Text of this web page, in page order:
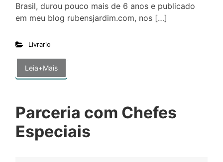
Brasil, durou pouco mais de 6 anos e publicado
em meu blog rubensjardim.com, nos […]
Livrario
Leia+Mais
Parceria com Chefes
Especiais